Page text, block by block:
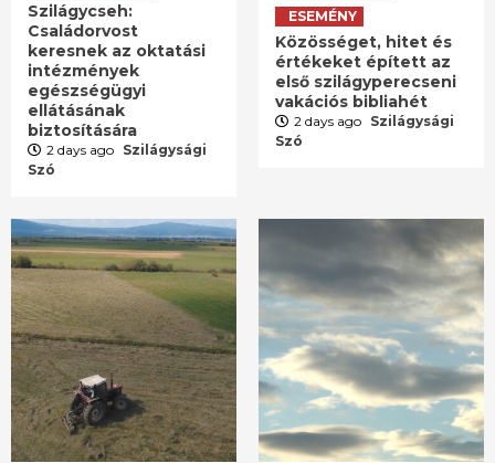
Szilágycseh:
Családorvost
keresnek az oktatási
intézmények
egészségügyi
ellátásának
biztosítására
2 days ago Szilágysági
Szó
ESEMÉNY
Közösséget, hitet és
értékeket épített az
első szilágyperecseni
vakációs bibliahét
2 days ago Szilágysági
Szó